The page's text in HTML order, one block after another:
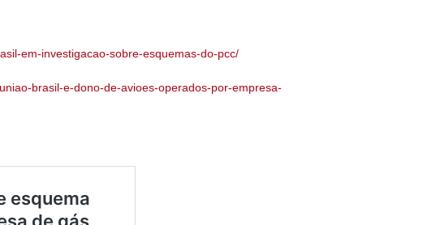
em-investigacao-sobre-esquemas-do-pcc/
brasil-e-dono-de-avioes-operados-por-empresa-